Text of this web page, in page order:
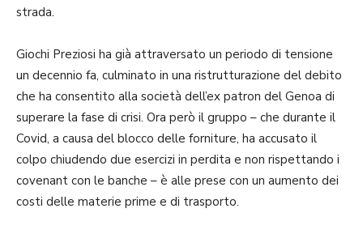
strada.
Giochi Preziosi ha già attraversato un periodo di tensione
un decennio fa, culminato in una ristrutturazione del debito
che ha consentito alla società dell’ex patron del Genoa di
superare la fase di crisi. Ora però il gruppo – che durante il
Covid, a causa del blocco delle forniture, ha accusato il
colpo chiudendo due esercizi in perdita e non rispettando i
covenant con le banche – è alle prese con un aumento dei
costi delle materie prime e di trasporto.